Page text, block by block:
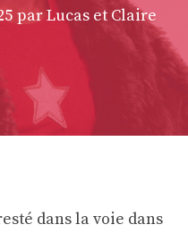
par Lucas et Claire
dans la voie dans